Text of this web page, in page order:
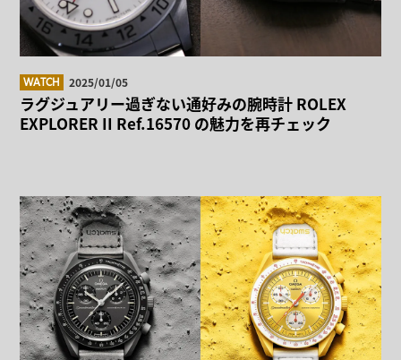
WATCH 2025/01/05
ラグジュアリー過ぎない通好みの腕時計 ROLEX
EXPLORER II Ref.16570 の魅力を再チェック